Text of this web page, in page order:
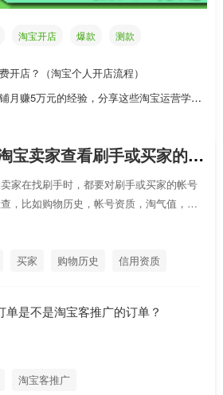
淘宝开店 爆款 测款
开店？（淘宝个人开店流程）
月赚5万元的经验，分享这些淘宝运营学习
天猫和淘宝卖家查看刷手或买家的购物历史、帐号购信用和资质体检常用网址
家在找刷手时，都要对刷手或买家的帐号
，比如购物历史，帐号资质，淘气值，卖
买家 购物历史 信用资质
单是不是淘宝客推广的订单？
淘宝客推广